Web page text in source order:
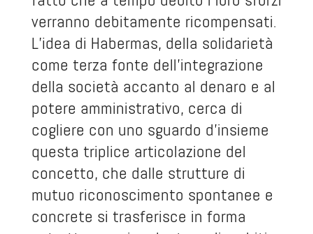
verranno debitamente ricompensati.
L’idea di Habermas, della solidarietà
come terza fonte dell’integrazione
della società accanto al denaro e al
potere amministrativo, cerca di
cogliere con uno sguardo d’insieme
questa triplice articolazione del
concetto, che dalle strutture di
mutuo riconoscimento spontanee e
concrete si trasferisce in forma